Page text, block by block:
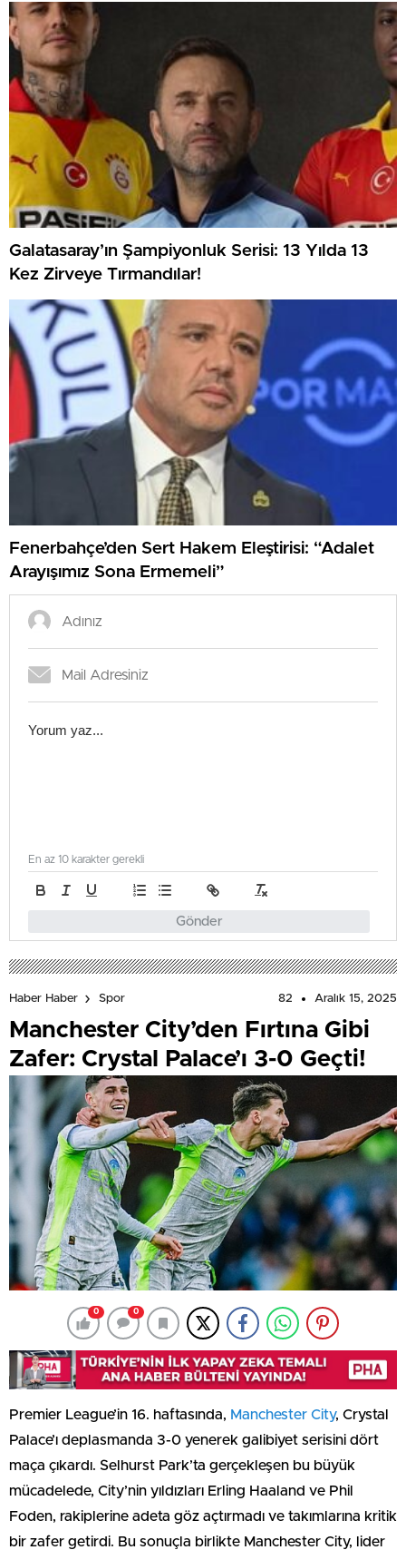
Galatasaray’ın Şampiyonluk Serisi: 13 Yılda 13
Kez Zirveye Tırmandılar!
Fenerbahçe’den Sert Hakem Eleştirisi: “Adalet
Arayışımız Sona Ermemeli”
Gönder
En az 10 karakter gerekli
Haber Haber Spor 82 Aralık 15, 2025
Manchester City’den Fırtına Gibi
Zafer: Crystal Palace’ı 3-0 Geçti!
0 0
Premier League’in 16. haftasında, Manchester City, Crystal
Palace’ı deplasmanda 3-0 yenerek galibiyet serisini dört
maça çıkardı. Selhurst Park’ta gerçekleşen bu büyük
mücadelede, City’nin yıldızları Erling Haaland ve Phil
Foden, rakiplerine adeta göz açtırmadı ve takımlarına kritik
bir zafer getirdi. Bu sonuçla birlikte Manchester City, lider